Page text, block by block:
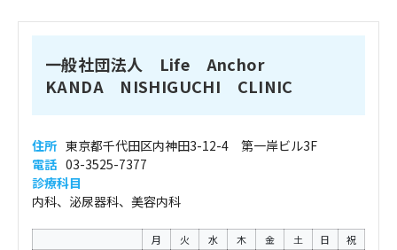
一般社団法人 Life Anchor
KANDA NISHIGUCHI CLINIC
住所 東京都千代田区内神田3-12-4 第一岸ビル3F
電話 03-3525-7377
診療科目
内科、泌尿器科、美容内科
月 火 水 木 金 土 日 祝